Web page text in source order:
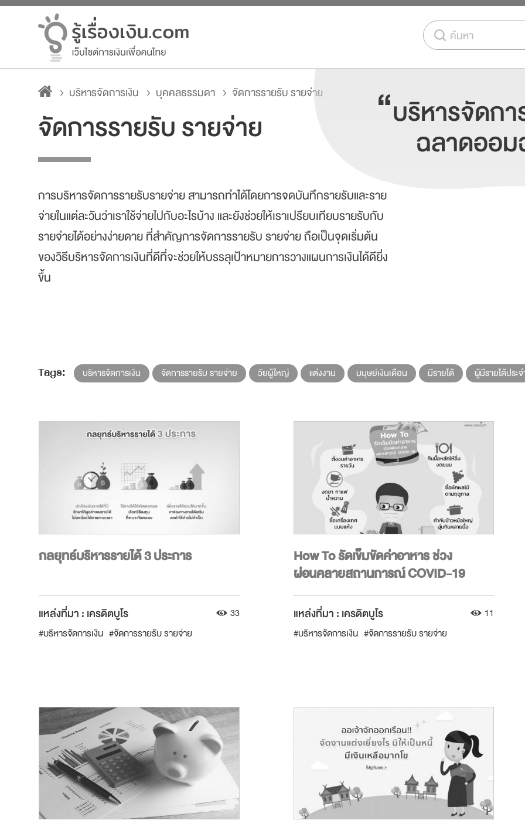
ค้นหา
บริหารจัดการเงิน บุคคลธรรมดา จัดการรายรับ รายจ่าย
จัดการรายรับ รายจ่าย
การบริหารจัดการรายรับรายจ่าย สามารถทำได้โดยการจดบันทึกรายรับและราย
จ่ายในแต่ละวันว่าเราใช้จ่ายไปกับอะไรบ้าง และยังช่วยให้เราเปรียบเทียบรายรับกับ
รายจ่ายได้อย่างง่ายดาย ที่สำคัญการจัดการรายรับ รายจ่าย ถือเป็นจุดเริ่มต้น
ของวิธีบริหารจัดการเงินที่ดีที่จะช่วยให้บรรลุเป้าหมายการวางแผนการเงินได้ดียิ่ง
ขึ้น
“บริหารจัดกา
ฉลาดออ
Tags: บริหารจัดการเงิน จัดการรายรับ รายจ่าย วัยผู้ใหญ่ แต่งงาน มนุษย์เงินเดือน มีรายได้ ผู้มีรายได้ประ
กลยุทธ์บริหารรายได้ 3 ประการ
แหล่งที่มา : เครดิตบูโร
#บริหารจัดการเงิน #จัดการรายรับ รายจ่าย
33
How To รัดเข็มขัดค่าอาหาร ช่วง
ผ่อนคลายสถานการณ์ COVID-19
แหล่งที่มา : เครดิตบูโร
#บริหารจัดการเงิน #จัดการรายรับ รายจ่าย
11